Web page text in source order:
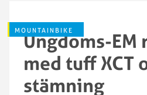
MOUNTAINBIKE
Ungdoms-
med tuff XCT
stämning